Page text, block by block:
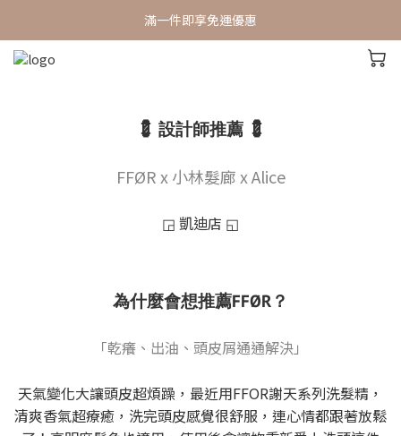
小林髮廊 x FFØR 深度體驗分享
滿一件即享免運優惠
💈 設計師推薦 💈
FFØR x 小林髮廊 x Alice
◲ 凱迪店 ◱
為什麼會想推薦FFØR？
「乾癢、出油、頭皮屑通通解決」
天氣變化大讓頭皮超煩躁，最近用FFOR謝天系列洗髮精，
清爽香氣超療癒，洗完頭皮感覺很舒服，連心情都跟著放鬆